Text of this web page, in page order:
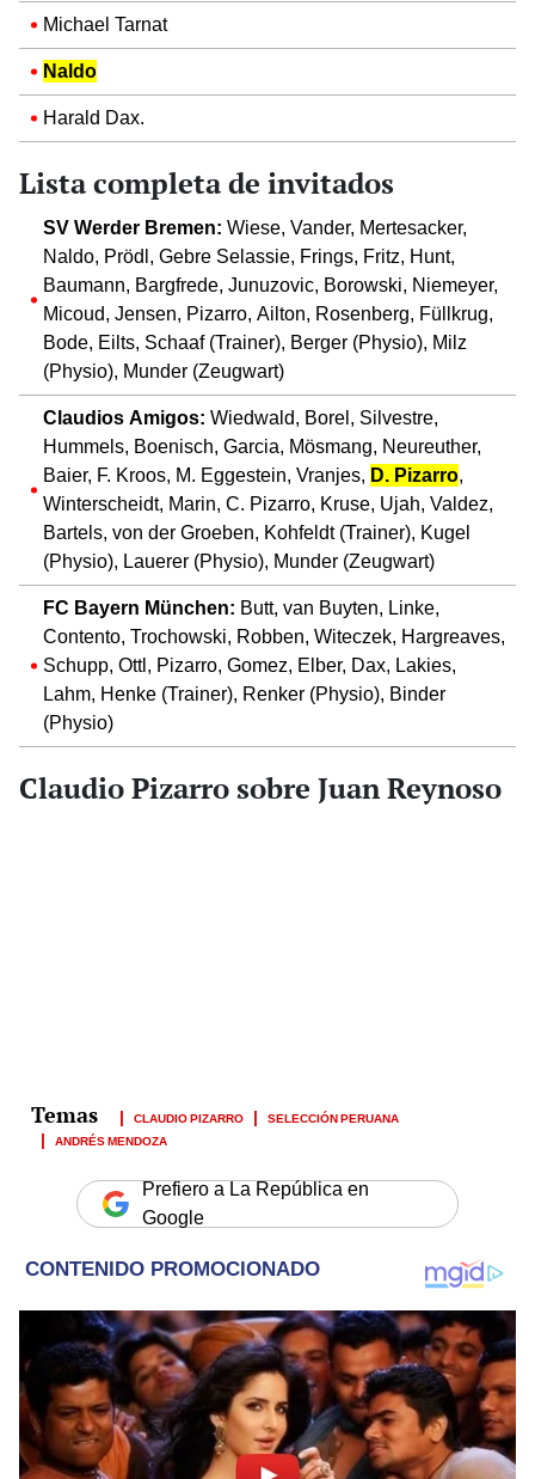
Michael Tarnat
Naldo
Harald Dax.
Lista completa de invitados
SV Werder Bremen: Wiese, Vander, Mertesacker,
Naldo, Prödl, Gebre Selassie, Frings, Fritz, Hunt,
Baumann, Bargfrede, Junuzovic, Borowski, Niemeyer,
Micoud, Jensen, Pizarro, Ailton, Rosenberg, Füllkrug,
Bode, Eilts, Schaaf (Trainer), Berger (Physio), Milz
(Physio), Munder (Zeugwart)
Claudios Amigos: Wiedwald, Borel, Silvestre,
Hummels, Boenisch, Garcia, Mösmang, Neureuther,
Baier, F. Kroos, M. Eggestein, Vranjes, D. Pizarro,
Winterscheidt, Marin, C. Pizarro, Kruse, Ujah, Valdez,
Bartels, von der Groeben, Kohfeldt (Trainer), Kugel
(Physio), Lauerer (Physio), Munder (Zeugwart)
FC Bayern München: Butt, van Buyten, Linke,
Contento, Trochowski, Robben, Witeczek, Hargreaves,
Schupp, Ottl, Pizarro, Gomez, Elber, Dax, Lakies,
Lahm, Henke (Trainer), Renker (Physio), Binder
(Physio)
Claudio Pizarro sobre Juan Reynoso
CLAUDIO PIZARRO
SELECCIÓN PERUANA
ANDRÉS MENDOZA
Prefiero a La República en
Google